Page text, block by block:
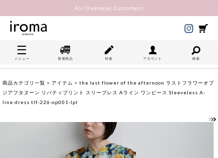
For Overseas Customers
メニュー 新着商品 特集 アカウント 検索
商品カテゴリ一覧 > アイテム > the last flower of the afternoon ラストフラワーオブ
ジアフタヌーン リバティプリント スリーブレス Aライン ワンピース Sleeveless A-
line dress tlf-226-op001-lpl